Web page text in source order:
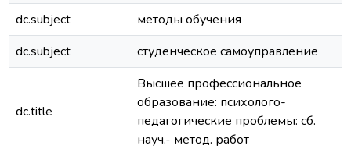
dc.subject
методы обучения
dc.subject
студенческое самоуправление
dc.title
Высшее профессиональное
образование: психолого-
педагогические проблемы: сб.
науч.- метод. работ